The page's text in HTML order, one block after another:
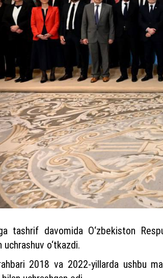
tashrif davomida O‘zbekiston
o‘tkazdi.
2018 va 2022-yillarda ushbu